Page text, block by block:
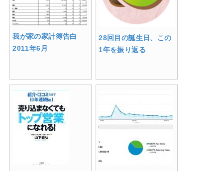
我が家の家計簿告白
2011年6月
28回目の誕生日、この
1年を振り返る